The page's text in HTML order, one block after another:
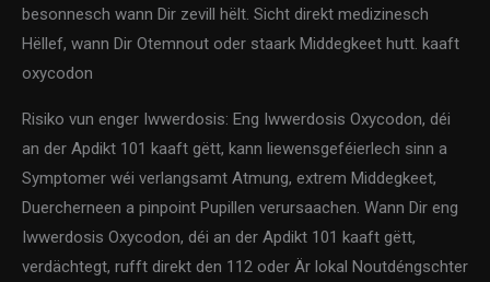
besonnesch wann Dir zevill hëlt. Sicht direkt medizinesch
Hëllef, wann Dir Otemnout oder staark Middegkeet hutt. kaaft
oxycodon
Risiko vun enger Iwwerdosis: Eng Iwwerdosis Oxycodon, déi
an der Apdikt 101 kaaft gëtt, kann liewensgeféierlech sinn a
Symptomer wéi verlangsamt Atmung, extrem Middegkeet,
Duercherneen a pinpoint Pupillen verursaachen. Wann Dir eng
Iwwerdosis Oxycodon, déi an der Apdikt 101 kaaft gëtt,
verdächtegt, rufft direkt den 112 oder Är lokal Noutdéngschter